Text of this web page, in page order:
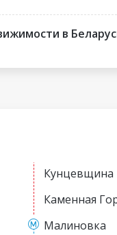
в
Кунцевщина
Каменная
Малиновка